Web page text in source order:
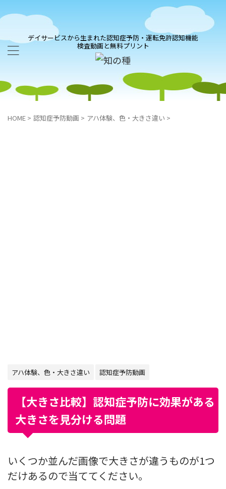
デイサービスから生まれた認知症予防・運転免許認知機能
検査動画と無料プリント
HOME > 認知症予防動画 > アハ体験、色・大きさ違い >
アハ体験、色・大きさ違い 認知症予防動画
【大きさ比較】認知症予防に効果がある
大きさを見分ける問題
いくつか並んだ画像で大きさが違うものが1つ
だけあるので当ててください。